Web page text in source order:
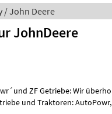
/ John Deere
Getriebe: Wir überholen
und Traktoren: AutoPowr,